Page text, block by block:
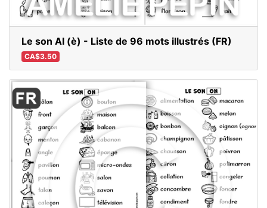
Le son AI (è) - Liste de 96 mots illustrés (FR)
CA$3.50